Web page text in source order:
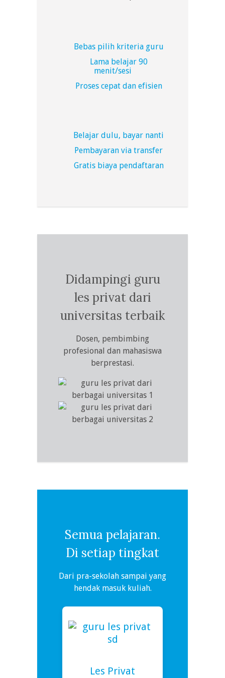
Bebas pilih kriteria guru
Lama belajar 90
menit/sesi
Proses cepat dan efisien
Belajar dulu, bayar nanti
Pembayaran via transfer
Gratis biaya pendaftaran
Didampingi guru
les privat dari
universitas terbaik
Dosen, pembimbing
profesional dan mahasiswa
berprestasi.
Semua pelajaran.
Di setiap tingkat
Dari pra-sekolah sampai yang
hendak masuk kuliah.
Les Privat